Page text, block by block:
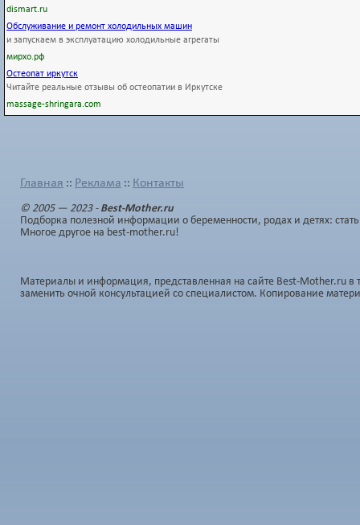
dismart.ru
Обслуживание и ремонт холодильных машин
и запускаем в эксплуатацию холодильные агрегаты
мирхо.рф
Остеопат иркутск
Читaйте реальные отзывы об остеопатии в Иркутске
massage-shringara.com
Главная :: Реклама :: Контакты
© 2005 — 2023 - Best-Mother.ru
Подборка полезной информации о беременности, родах и детях:
Многое другое на best-mother.ru!
Материалы и информация, представленная на сайте Best-Mother.ru
заменить очной консультацией со специалистом. Копирование